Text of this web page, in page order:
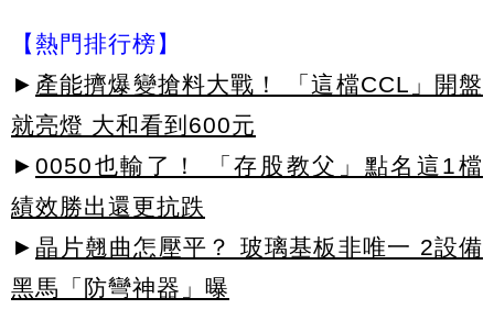
【熱門排行榜】
► 產能擠爆變搶料大戰！ 「這檔CCL」開盤
就亮燈 大和看到600元
► 0050也輸了！ 「存股教父」點名這1檔
績效勝出還更抗跌
► 晶片翹曲怎壓平？ 玻璃基板非唯一 2設備
黑馬「防彎神器」曝